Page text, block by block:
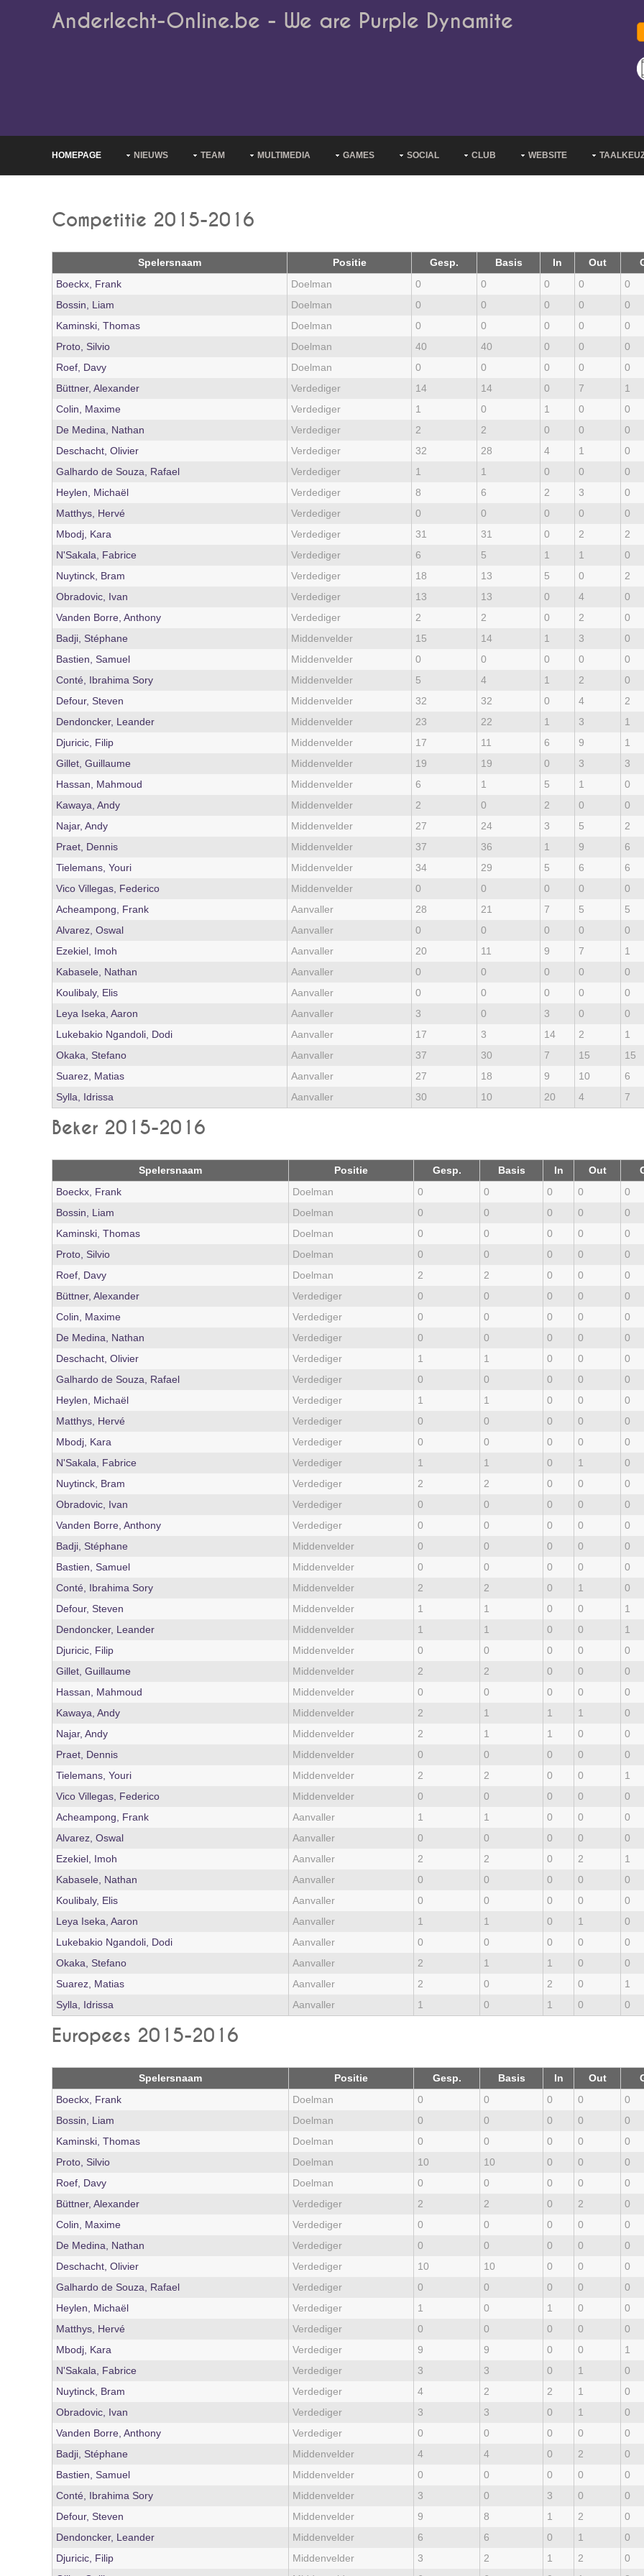
Anderlecht-Online.be - We are Purple Dynamite
HOMEPAGE NIEUWS TEAM MULTIMEDIA GAMES SOCIAL CLUB WEBSITE
Competitie 2015-2016
Spelersnaam Positie Gesp. Basis In Out
Boeckx, Frank
Doelman 0 0 0 0
0
Bossin, Liam
Doelman 0 0 0 0
0
Kaminski, Thomas
Doelman 0 0 0 0
0
Proto, Silvio
Doelman 40 40 0 0
0
Roef, Davy
Doelman 0 0 0 0
0
Büttner, Alexander
Verdediger 14 14 0 7
1
Colin, Maxime
Verdediger 1 0 1 0
0
De Medina, Nathan
Verdediger 2 2 0 0
0
Deschacht, Olivier
Verdediger 32 28 4 1
0
Galhardo de Souza, Rafael
Verdediger 1 1 0 0
0
Heylen, Michaël
Verdediger 8 6 2 3
0
Matthys, Hervé
Verdediger 0 0 0 0
0
Mbodj, Kara
Verdediger 31 31 0 2
2
N'Sakala, Fabrice
Verdediger 6 5 1 1
0
Nuytinck, Bram
Verdediger 18 13 5 0
2
Obradovic, Ivan
Verdediger 13 13 0 4
0
Vanden Borre, Anthony
Verdediger 2 2 0 2
0
Badji, Stéphane
Middenvelder 15 14 1 3
0
Bastien, Samuel
Middenvelder 0 0 0 0
0
Conté, Ibrahima Sory
Middenvelder 5 4 1 2
0
Defour, Steven
Middenvelder 32 32 0 4
2
Dendoncker, Leander
Middenvelder 23 22 1 3
1
Djuricic, Filip
Middenvelder 17 11 6 9
1
Gillet, Guillaume
Middenvelder 19 19 0 3
3
Hassan, Mahmoud
Middenvelder 6 1 5 1
0
Kawaya, Andy
Middenvelder 2 0 2 0
0
Najar, Andy
Middenvelder 27 24 3 5
2
Praet, Dennis
Middenvelder 37 36 1 9
6
Tielemans, Youri
Middenvelder 34 29 5 6
6
Vico Villegas, Federico
Middenvelder 0 0 0 0
0
Acheampong, Frank
Aanvaller 28 21 7 5
5
Alvarez, Oswal
Aanvaller 0 0 0 0
0
Ezekiel, Imoh
Aanvaller 20 11 9 7
1
Kabasele, Nathan
Aanvaller 0 0 0 0
0
Koulibaly, Elis
Aanvaller 0 0 0 0
0
Leya Iseka, Aaron
Aanvaller 3 0 3 0
0
Lukebakio Ngandoli, Dodi
Aanvaller 17 3 14 2
1
Okaka, Stefano
Aanvaller 37 30 7 15
15
Suarez, Matias
Aanvaller 27 18 9 10
6
Sylla, Idrissa
Aanvaller 30 10 20 4 7
Beker 2015-2016
Spelersnaam Positie Gesp. Basis In Out
Boeckx, Frank
Doelman 0 0 0 0
0
Bossin, Liam
Doelman 0 0 0 0
0
Kaminski, Thomas
Doelman 0 0 0 0
0
Proto, Silvio
Doelman 0 0 0 0
0
Roef, Davy
Doelman 2 2 0 0
0
Büttner, Alexander
Verdediger 0 0 0 0
0
Colin, Maxime
Verdediger 0 0 0 0
0
De Medina, Nathan
Verdediger 0 0 0 0
0
Deschacht, Olivier
Verdediger 1 1 0 0
0
Galhardo de Souza, Rafael
Verdediger 0 0 0 0
0
Heylen, Michaël
Verdediger 1 1 0 0
0
Matthys, Hervé
Verdediger 0 0 0 0
0
Mbodj, Kara
Verdediger 0 0 0 0
0
N'Sakala, Fabrice
Verdediger 1 1 0 1
0
Nuytinck, Bram
Verdediger 2 2 0 0
0
Obradovic, Ivan
Verdediger 0 0 0 0
0
Vanden Borre, Anthony
Verdediger 0 0 0 0
0
Badji, Stéphane
Middenvelder 0 0 0 0
0
Bastien, Samuel
Middenvelder 0 0 0 0
0
Conté, Ibrahima Sory
Middenvelder 2 2 0 1
0
Defour, Steven
Middenvelder 1 1 0 0
1
Dendoncker, Leander
Middenvelder 1 1 0 0
1
Djuricic, Filip
Middenvelder 0 0 0 0
0
Gillet, Guillaume
Middenvelder 2 2 0 0
0
Hassan, Mahmoud
Middenvelder 0 0 0 0
0
Kawaya, Andy
Middenvelder 2 1 1 1
0
Najar, Andy
Middenvelder 2 1 1 0
0
Praet, Dennis
Middenvelder 0 0 0 0
0
Tielemans, Youri
Middenvelder 2 2 0 0
1
Vico Villegas, Federico
Middenvelder 0 0 0 0
0
Acheampong, Frank
Aanvaller 1 1 0 0
0
Alvarez, Oswal
Aanvaller 0 0 0 0
0
Ezekiel, Imoh
Aanvaller 2 2 0 2
1
Kabasele, Nathan
Aanvaller 0 0 0 0
0
Koulibaly, Elis
Aanvaller 0 0 0 0
0
Leya Iseka, Aaron
Aanvaller 1 1 0 1
0
Lukebakio Ngandoli, Dodi
Aanvaller 0 0 0 0
0
Okaka, Stefano
Aanvaller 2 1 1 0
0
Suarez, Matias
Aanvaller 2 0 2 0
1
Sylla, Idrissa
Aanvaller 1 0 1 0 0
Europees 2015-2016
Spelersnaam Positie Gesp. Basis In Out
Boeckx, Frank
Doelman 0 0 0 0
0
Bossin, Liam
Doelman 0 0 0 0
0
Kaminski, Thomas
Doelman 0 0 0 0
0
Proto, Silvio
Doelman 10 10 0 0
0
Roef, Davy
Doelman 0 0 0 0
0
Büttner, Alexander
Verdediger 2 2 0 2
0
Colin, Maxime
Verdediger 0 0 0 0
0
De Medina, Nathan
Verdediger 0 0 0 0
0
Deschacht, Olivier
Verdediger 10 10 0 0
0
Galhardo de Souza, Rafael
Verdediger 0 0 0 0
0
Heylen, Michaël
Verdediger 1 0 1 0
0
Matthys, Hervé
Verdediger 0 0 0 0
0
Mbodj, Kara
Verdediger 9 9 0 0
1
N'Sakala, Fabrice
Verdediger 3 3 0 1
0
Nuytinck, Bram
Verdediger 4 2 2 1
0
Obradovic, Ivan
Verdediger 3 3 0 1
0
Vanden Borre, Anthony
Verdediger 0 0 0 0
0
Badji, Stéphane
Middenvelder 4 4 0 2
0
Bastien, Samuel
Middenvelder 0 0 0 0
0
Conté, Ibrahima Sory
Middenvelder 3 0 3 0
0
Defour, Steven
Middenvelder 9 8 1 2
0
Dendoncker, Leander
Middenvelder 6 6 0 1
0
Djuricic, Filip
Middenvelder 3 2 1 2
0